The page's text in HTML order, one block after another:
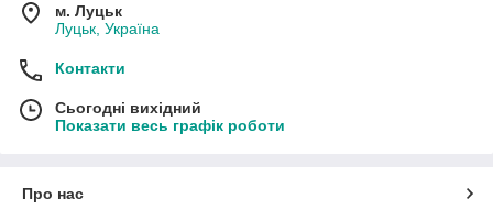
м. Луцьк
Луцьк, Україна
Контакти
Сьогодні вихідний
Показати весь графік роботи
Про нас